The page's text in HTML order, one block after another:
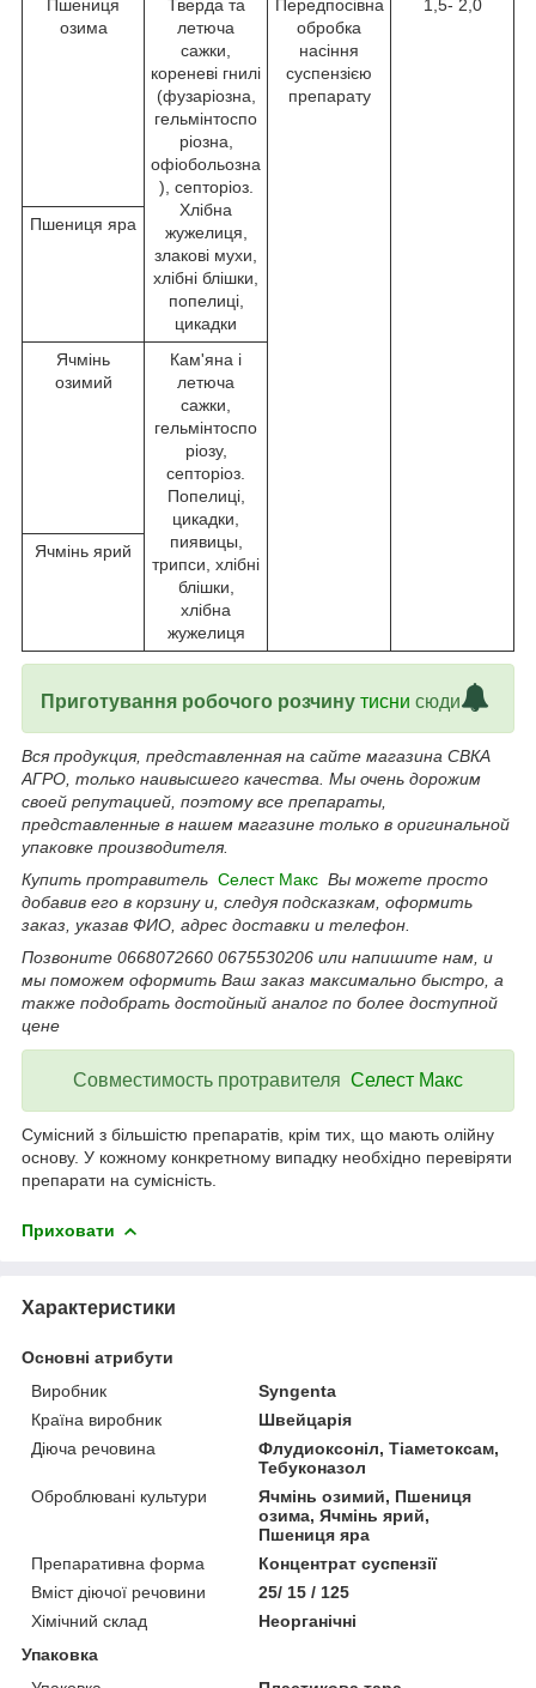
Пшениця
озима
Тверда та
летюча
сажки,
кореневі гнилі
(фузаріозна,
гельмінтоспо
ріозна,
офіобольозна
), септоріоз.
Хлібна
жужелиця,
злакові мухи,
хлібні блішки,
попелиці,
цикадки
Передпосівна
обробка
насіння
суспензією
препарату
1,5- 2,0
Пшениця яра
Ячмінь
озимий
Кам'яна і
летюча
сажки,
гельмінтоспо
ріозу,
септоріоз.
Попелиці,
цикадки,
пиявицы,
трипси, хлібні
блішки,
хлібна
жужелиця
Ячмінь ярий
Приготування робочого розчину тисни сюди
Вся продукция, представленная на сайте магазина СВКА
АГРО, только наивысшего качества. Мы очень дорожим
своей репутацией, поэтому все препараты,
представленные в нашем магазине только в оригинальной
упаковке производителя.
Купить протравитель Селест Макс Вы можете просто
добавив его в корзину и, следуя подсказкам, оформить
заказ, указав ФИО, адрес доставки и телефон.
Позвоните 0668072660 0675530206 или напишите нам, и
мы поможем оформить Ваш заказ максимально быстро, а
также подобрать достойный аналог по более доступной
цене
Совместимость протравителя Селест Макс
Сумісний з більшістю препаратів, крім тих, що мають олійну
основу. У кожному конкретному випадку необхідно перевіряти
препарати на сумісність.
Приховати
Характеристики
Основні атрибути
Виробник
Syngenta
Країна виробник
Швейцарія
Діюча речовина
Флудиоксоніл, Тіаметоксам,
Тебуконазол
Оброблювані культури
Ячмінь озимий, Пшениця
озима, Ячмінь ярий,
Пшениця яра
Препаративна форма
Концентрат суспензії
Вміст діючої речовини
25/ 15 / 125
Хімічний склад
Неорганічні
Упаковка